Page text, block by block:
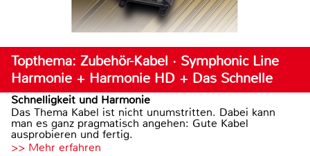
Topthema: Zubehör-Kabel · Symphonic Line
Harmonie + Harmonie HD + Das Schnelle
Schnelligkeit und Harmonie
Das Thema Kabel ist nicht unumstritten. Dabei kann
man es ganz pragmatisch angehen: Gute Kabel
ausprobieren und fertig.
>> Mehr erfahren